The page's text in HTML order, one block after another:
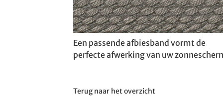
Een passende afbiesband vormt de
perfecte afwerking van uw
Terug naar het overzicht